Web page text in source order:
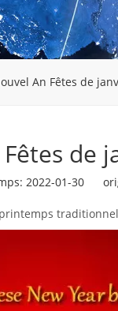
An Fêtes de
de
2022-01-30